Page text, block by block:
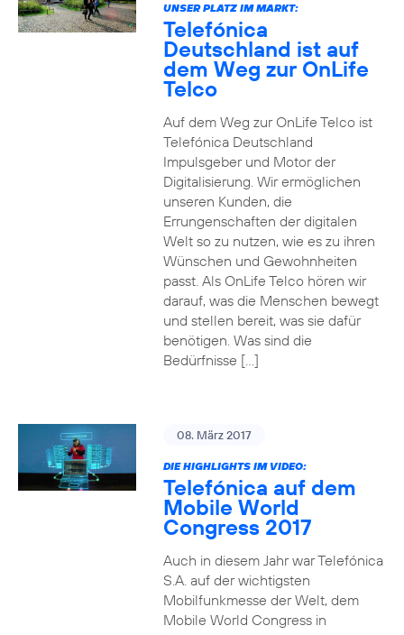
UNSER PLATZ IM MARKT:
Telefónica
Deutschland ist auf
dem Weg zur OnLife
Telco
Auf dem Weg zur OnLife Telco ist
Telefónica Deutschland
Impulsgeber und Motor der
Digitalisierung. Wir ermöglichen
unseren Kunden, die
Errungenschaften der digitalen
Welt so zu nutzen, wie es zu ihren
Wünschen und Gewohnheiten
passt. Als OnLife Telco hören wir
darauf, was die Menschen bewegt
und stellen bereit, was sie dafür
benötigen. Was sind die
Bedürfnisse […]
08. März 2017
DIE HIGHLIGHTS IM VIDEO:
Telefónica auf dem
Mobile World
Congress 2017
Auch in diesem Jahr war Telefónica
S.A. auf der wichtigsten
Mobilfunkmesse der Welt, dem
Mobile World Congress in